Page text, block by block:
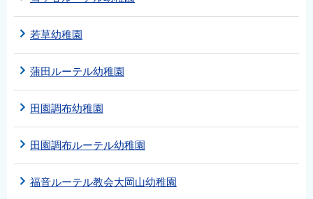
若草幼稚園
蒲田ルーテル幼稚園
田園調布幼稚園
田園調布ルーテル幼稚園
福音ルーテル教会大岡山幼稚園